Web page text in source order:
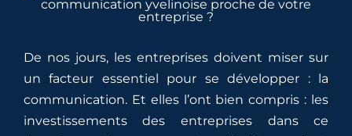
De nos jours, les entreprises doivent miser sur
un facteur essentiel pour se développer : la
communication. Et elles l’ont bien compris : les
investissements des entreprises dans ce